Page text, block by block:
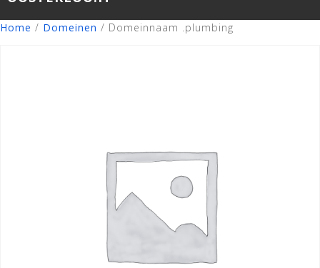
Home / Domeinen / Domeinnaam .plumbing